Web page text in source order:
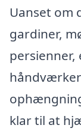
Uanset om
gardiner,
persienner,
klar til at